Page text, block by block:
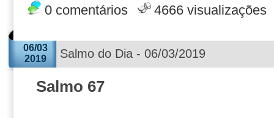
0 comentários 4666 visualizações
06/03
2019
Salmo do Dia - 06/03/2019
Salmo 67